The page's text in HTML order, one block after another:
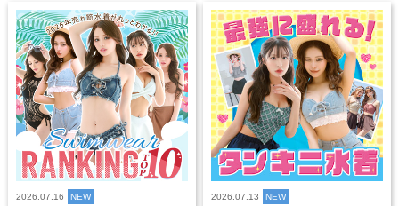
2026.07.16 NEW 2026.07.13 NEW